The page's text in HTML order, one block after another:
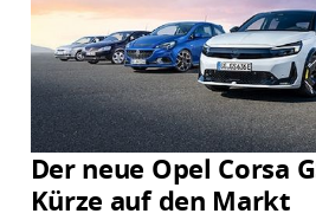
Der neue Opel Corsa
Kürze auf den Markt